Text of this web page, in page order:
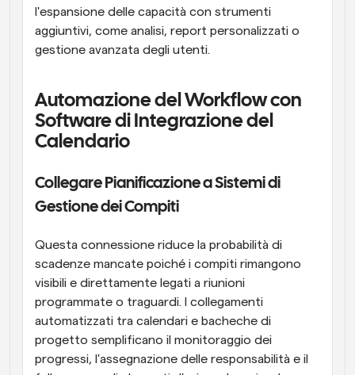
l'espansione delle capacità con strumenti
aggiuntivi, come analisi, report personalizzati o
gestione avanzata degli utenti.
Automazione del Workflow con
Software di Integrazione del
Calendario
Collegare Pianificazione a Sistemi di
Gestione dei Compiti
Questa connessione riduce la probabilità di
scadenze mancate poiché i compiti rimangono
visibili e direttamente legati a riunioni
programmate o traguardi. I collegamenti
automatizzati tra calendari e bacheche di
progetto semplificano il monitoraggio dei
progressi, l'assegnazione delle responsabilità e il